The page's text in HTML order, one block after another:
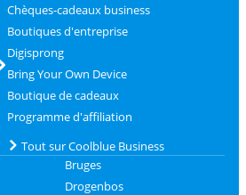
Chèques-cadeaux business
Boutiques d'entreprise
Digisprong
Bring Your Own Device
Boutique de cadeaux
Programme d'affiliation
Tout sur Coolblue Business
Bruges
Drogenbos